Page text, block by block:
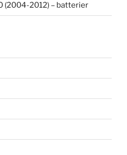
(2004-2012) – batterier